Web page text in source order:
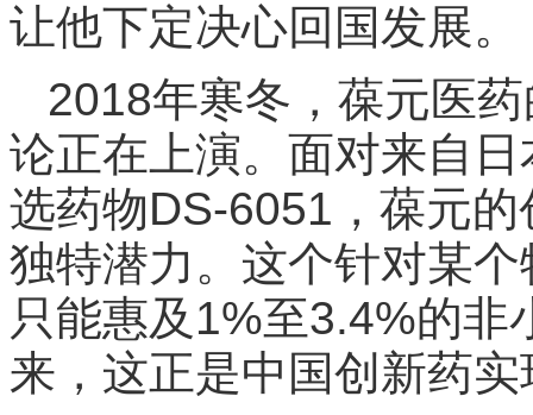
让他下定决心回国发展。
2018年寒冬，葆元医
论正在上演。面对来自
选药物DS-6051，葆元
独特潜力。这个针对某
只能惠及1%至3.4%的非
来，这正是中国创新药